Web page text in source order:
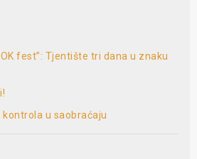
fest”: Tjentište tri dana u znaku
u saobraćaju